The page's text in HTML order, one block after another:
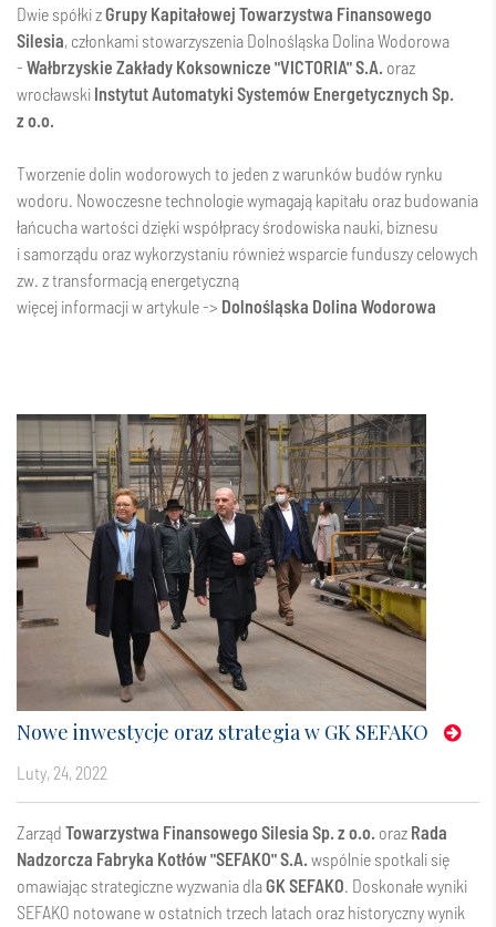
Dwie spółki zGrupy Kapitałowej Towarzystwa Finansowego
Silesia, członkami stowarzyszenia Dolnośląska Dolina Wodorowa
- Wałbrzyskie Zakłady Koksownicze "VICTORIA"​ S.A. oraz
wrocławski Instytut Automatyki Systemów Energetycznych Sp.
z o.o.
Tworzenie dolin wodorowych to jeden z warunków budów rynku
wodoru. Nowoczesne technologie wymagają kapitału oraz budowania
łańcucha wartości dzięki współpracy środowiska nauki, biznesu
i samorządu oraz wykorzystaniu również wsparcie funduszy celowych
zw. z transformacją energetyczną
więcej informacji w artykule -> Dolnośląska Dolina Wodorowa
Nowe inwestycje oraz strategia w GK SEFAKO
luty, 24, 2022
Zarząd Towarzystwa Finansowego Silesia Sp. z o.o. oraz Rada
Nadzorcza Fabryka Kotłów "SEFAKO" S.A. wspólnie spotkali się
omawiając strategiczne wyzwania dlaGK SEFAKO. Doskonałe wyniki
SEFAKO notowane w ostatnich trzech latach oraz historyczny wynik